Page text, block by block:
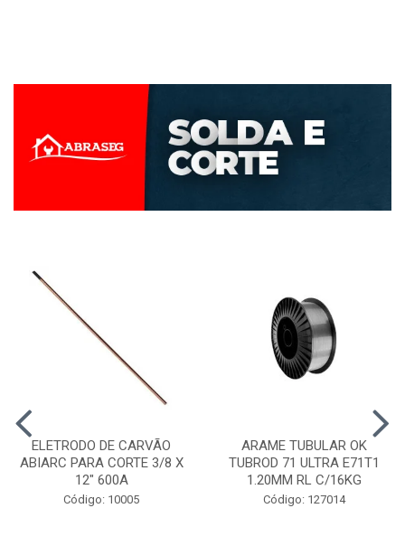
ELETRODO DE CARVÃO
ABIARC PARA CORTE 3/8 X
12" 600A
Código: 10005
ARAME TUBULAR OK
TUBROD 71 ULTRA E71T1
1.20MM RL C/16KG
Código: 127014